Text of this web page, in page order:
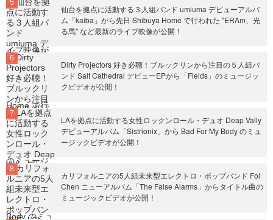
仙台を拠点に活動する３人組バンド umiuma デビューアルバ
ム「kaiba」から先日 Shibuya Home で行われた "ERAm、光
る馬" など最新のライブ映像が公開！
Dirty Projectors 好き必聴！ブルックリンから注目の５人組バ
ンド Salt Cathedral デビューEPから「Fields」のミュージッ
クビデオが公開！
LAを拠点に活動する女性ロックンロール・デュオ Deap Vally
デビューアルバム「Sistrionix」から Bad For My Body のミュ
ージックビデオが公開！
カリフォルニアの5人組未来型エレクトロ・ポップバンド Fol
Chen ニューアルバム「The False Alarms」からタイトル曲の
ミュージックビデオが公開！